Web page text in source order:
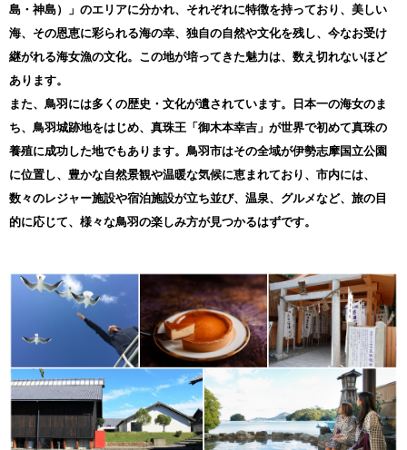
※※2023年の申し込み（証明書発行）は、
12月31日（日）23:59の入金分まで可能です※※
【鳥羽市からのご案内】
※ワンストップ特例申請書の発送について
ワンストップ特例申請書の発送については、以下のスケジュールで
の対応となります。
12月26日（火曜日）以降のご寄付（納付確認日） ⇒ 1月6日（土曜
日）発送
1月10日（水曜日）必着とさせていただきますので、早めの手続き
をお願いします。
オンラインワンストップ申請が便利ですので、自治体マイページを
三重県鳥羽市鳥羽３丁目１−１
鳥羽市役所 企画財政課 企画経営室 宛
島・神島）」のエリアに分かれ、それぞれに特徴を持っており、美しい
海、その恩恵に彩られる海の幸、独自の自然や文化を残し、今なお受け
継がれる海女漁の文化。この地が培ってきた魅力は、数え切れないほど
あります。
また、鳥羽には多くの歴史・文化が遺されています。日本一の海女のま
ち、鳥羽城跡地をはじめ、真珠王「御木本幸吉」が世界で初めて真珠の
養殖に成功した地でもあります。鳥羽市はその全域が伊勢志摩国立公園
に位置し、豊かな自然景観や温暖な気候に恵まれており、市内には、
数々のレジャー施設や宿泊施設が立ち並び、温泉、グルメなど、旅の目
的に応じて、様々な鳥羽の楽しみ方が見つかるはずです。